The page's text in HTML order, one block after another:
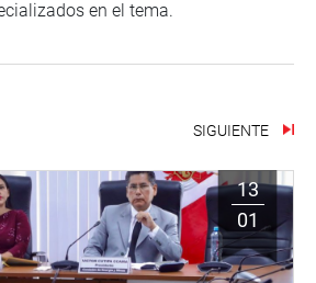
en el tema.
SIGUIENTE
13
01